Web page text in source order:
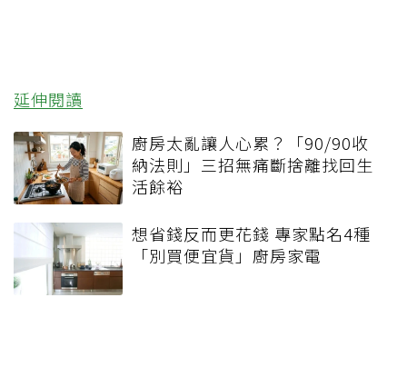
延伸閱讀
廚房太亂讓人心累？「90/90收
納法則」三招無痛斷捨離找回生
活餘裕
想省錢反而更花錢 專家點名4種
「別買便宜貨」廚房家電